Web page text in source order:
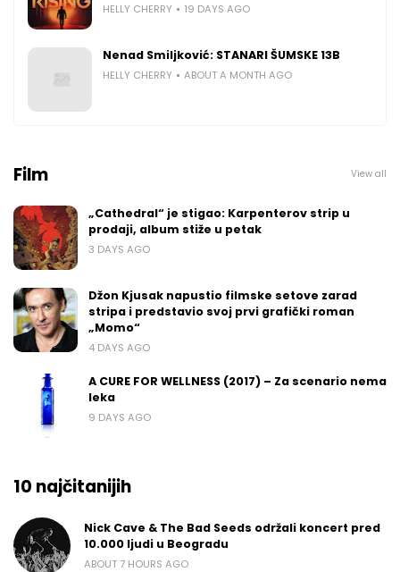
HELLY CHERRY 19 DAYS AGO
Nenad Smiljković: STANARI ŠUMSKE 13B
HELLY CHERRY ABOUT A MONTH AGO
Film View all
„Cathedral“ je stigao: Karpenterov strip u
prodaji, album stiže u petak
3 DAYS AGO
Džon Kjusak napustio filmske setove zarad
stripa i predstavio svoj prvi grafički roman
„Momo“
4 DAYS AGO
A CURE FOR WELLNESS (2017) – Za scenario nema
leka
9 DAYS AGO
10 najčitanijih
Nick Cave & The Bad Seeds održali koncert pred
10.000 ljudi u Beogradu
ABOUT 7 HOURS AGO